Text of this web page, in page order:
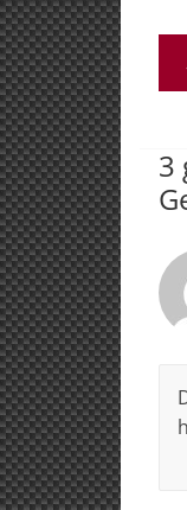
3